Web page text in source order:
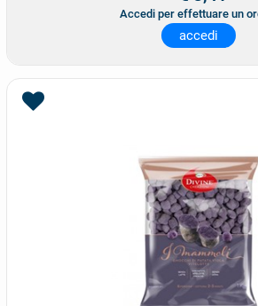
Accedi per effettuare un
accedi